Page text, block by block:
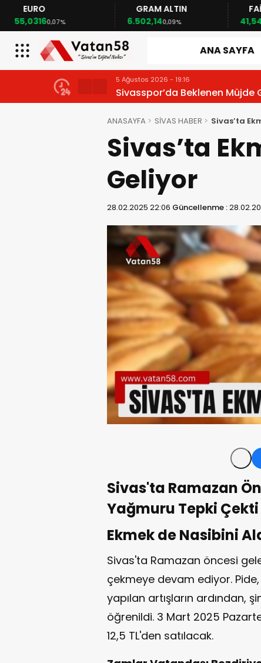
EURO
55,03160,07%
GRAM ALTIN
6.502,140,09%
41,54
ANA SAYFA
5 Ağustos 2026 - 19:16
Sivasspor’da Beklenen Müjde
ANASAYFA SİVAS HABER Sivas’ta
Sivas’ta
Geliyor
28.02.2025 22:06 Güncellenme :
Sivas'ta Ramazan
Yağmuru Tepki Çekti
Ekmek de Nasibini
Sivas'ta Ramazan öncesi
çekmeye devam ediyor.
yapılan artışların ardından,
öğrenildi. 3 Mart 2025
12,5 TL'den satılacak.